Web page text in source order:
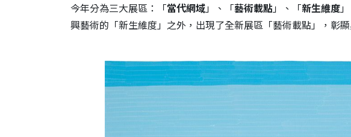
今年分為三大展區：「當代網域」、「藝術載點」、「新生維度
興藝術的「新生維度」之外，出現了全新展區「藝術載點」，彰